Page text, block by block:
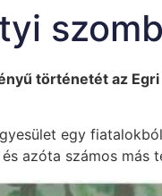
történetét az
egy
azóta számos más